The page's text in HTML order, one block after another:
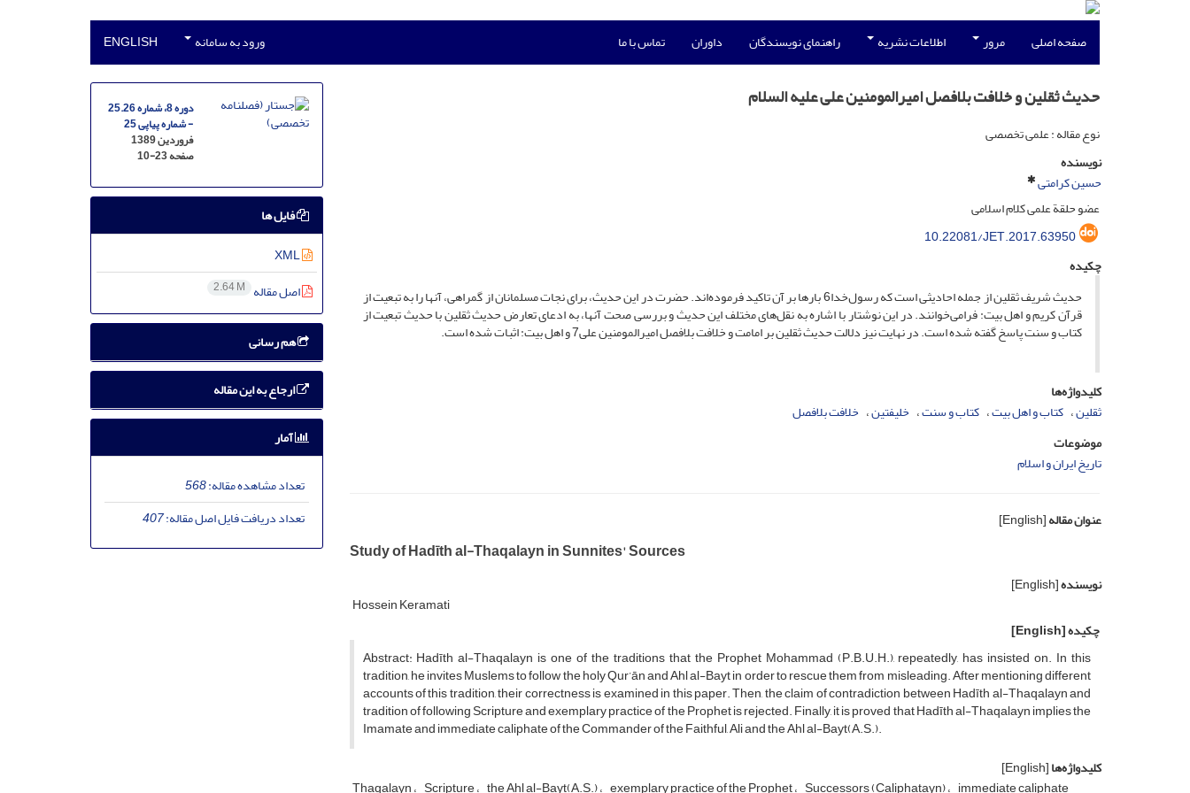
صفحه اصلی مرور اطلاعات نشریه راهنمای نویسندگان داوران تماس با ما ورود به سامانه ENGLISH
حدیث ثقلین و خلافت بلافصل امیرالمومنین علی علیه السلام
نوع مقاله : علمی تخصصی
نویسنده
حسین کرامتی
عضو حلقة علمی کلام اسلامی
10.22081/JET.2017.63950
چکیده
حدیث شریف ثقلین از جمله احادیثی است که رسول‌خدا6 بارها بر آن تاکید فرموده‌اند. حضرت در این حدیث، برای نجات مسلمانان از گمراهی، آنها را به تبعیت از
قرآن کریم و اهل بیت: فرامی‌خوانند. در این نوشتار با اشاره به نقل‌های مختلف این حدیث و بررسی صحت آنها، به ادعای تعارض حدیث ثقلین با حدیث تبعیت از
کتاب و سنت پاسخ گفته شده است. در نهایت نیز دلالت حدیث ثقلین بر امامت و خلافت بلافصل امیرالمومنین علی7 و اهل بیت: اثبات شده است.
کلیدواژه‌ها
ثقلین کتاب و اهل بیت کتاب و سنت خلیفتین خلافت بلافصل
موضوعات
تاریخ ایران و اسلام
عنوان مقاله[English]
Study of Hadīth al-Thaqalayn in Sunnites' Sources
نویسنده[English]
Hossein Keramati
چکیده[English]
Abstract: Hadīth al-Thaqalayn is one of the traditions that the Prophet Mohammad (P.B.U.H.), repeatedly, has insisted on. In this
tradition, he invites Muslems to follow the holy Qur’ān and Ahl al-Bayt in order to rescue them from misleading. After mentioning different
accounts of this tradition, their correctness is examined in this paper. Then, the claim of contradiction between Hadīth al-Thaqalayn and
tradition of following Scripture and exemplary practice of the Prophet is rejected. Finally, it is proved that Hadīth al-Thaqalayn implies the
Imamate and immediate caliphate of the Commander of the Faithful, Ali and the Ahl al-Bayt(A.S.).
کلیدواژه‌ها[English]
Thaqalayn Scripture the Ahl al-Bayt(A.S.) exemplary practice of the Prophet Successors (Caliphatayn) immediate caliphate
دوره 8، شماره 25.26
- شماره پیاپی 25
فروردین 1389
صفحه10-23
فایل ها
XML
اصل مقاله 2.64 M
هم رسانی
ارجاع به این مقاله
آمار
تعداد مشاهده مقاله:568
تعداد دریافت فایل اصل مقاله:407